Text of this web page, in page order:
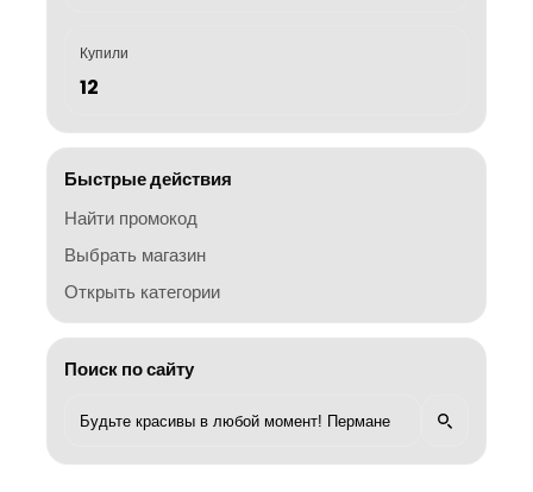
Купили
12
Быстрые действия
Найти промокод
Выбрать магазин
Открыть категории
Поиск по сайту